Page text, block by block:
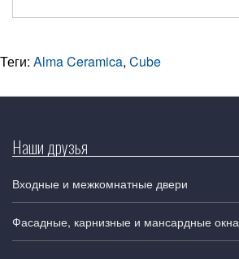
Теги: Alma Ceramica, Cube
Наши друзья
Входные и межкомнатные двери
Фасадные, карнизные и мансардные окна